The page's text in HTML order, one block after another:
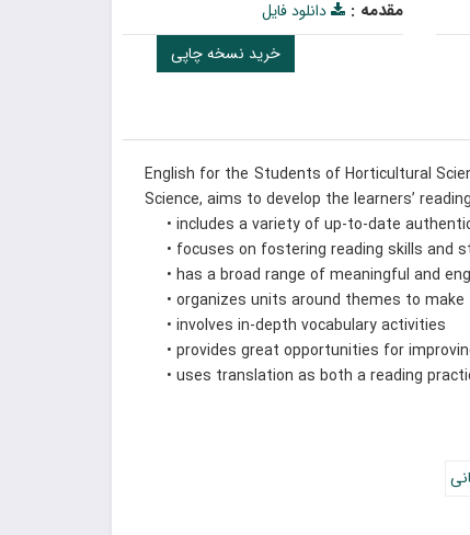
مقدمه :
دانلود فایل
خرید نسخه چاپی
English for the Students of Horticultural
Science, aims to develop the learners’
• includes a variety of up-to-date
• focuses on fostering reading skills and
• has a broad range of meaningful and
• organizes units around themes to make
• involves in-depth vocabulary activities
• provides great opportunities for
• uses translation as both a reading